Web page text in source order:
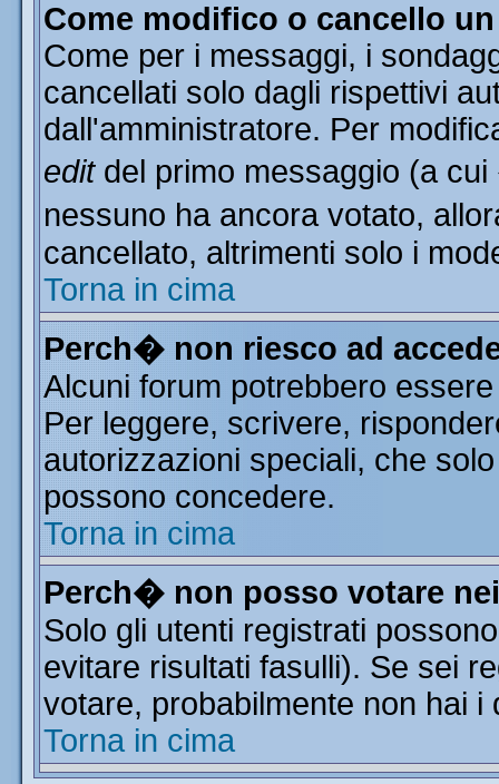
Come modifico o cancello
Come per i messaggi, i
cancellati solo dagli rispettivi
dall'amministratore. Per
editdel primo messaggio (a
nessuno ha ancora votato,
cancellato, altrimenti solo i
Torna in cima
Perch� non riesco ad
Alcuni forum potrebbero
Per leggere, scrivere,
autorizzazioni speciali, che
possono concedere.
Torna in cima
Perch� non posso votare
Solo gli utenti registrati
evitare risultati fasulli). Se sei
votare, probabilmente non hai
Torna in cima